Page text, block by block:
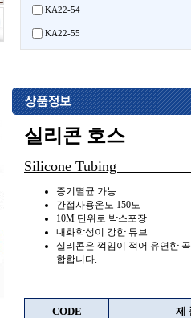
KA22-54
KA22-55
실리콘 호스
Silicone
증기멸균 가능
간접사용온도 150도
10M 단위로 박스포장
내화학성이 강한 튜브
실리콘은 꺽임이 적어 유연한
합합니다.
CODE 제